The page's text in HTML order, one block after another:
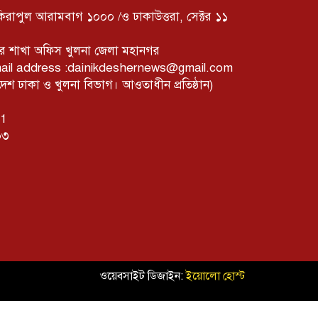
আরামবাগ ১০০০ /ও ঢাকাউত্তরা, সেক্টর ১১
শাখা অফিস খুলনা জেলা মহানগর
address :dainikdeshernews@gmail.com
ঢাকা ও খুলনা বিভাগ। আওতাধীন প্রতিষ্ঠান)
ওয়েবসাইট ডিজাইন:ইয়োলো হোস্ট